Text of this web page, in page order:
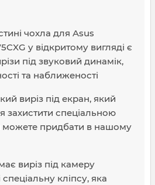
чохла для Asus
у відкритому вигляді є
під звуковий динамік,
та наближеності
виріз під екран, який
захистити спеціальною
можете придбати в нашому
виріз під камеру
кліпсу, яка